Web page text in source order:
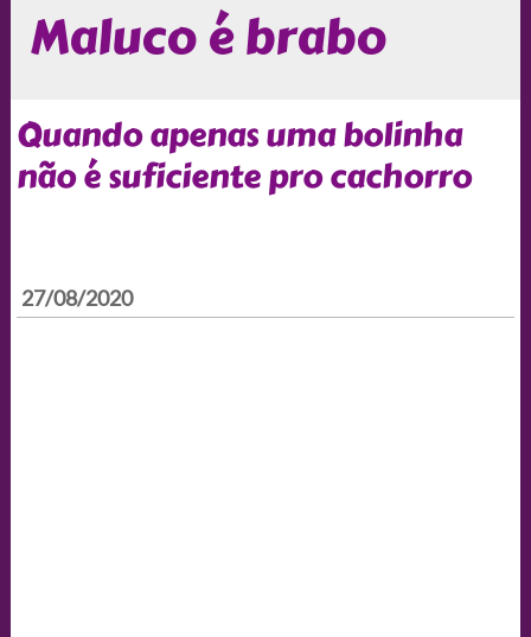
Maluco é brabo
Quando apenas uma bolinha
não é suficiente pro cachorro
27/08/2020